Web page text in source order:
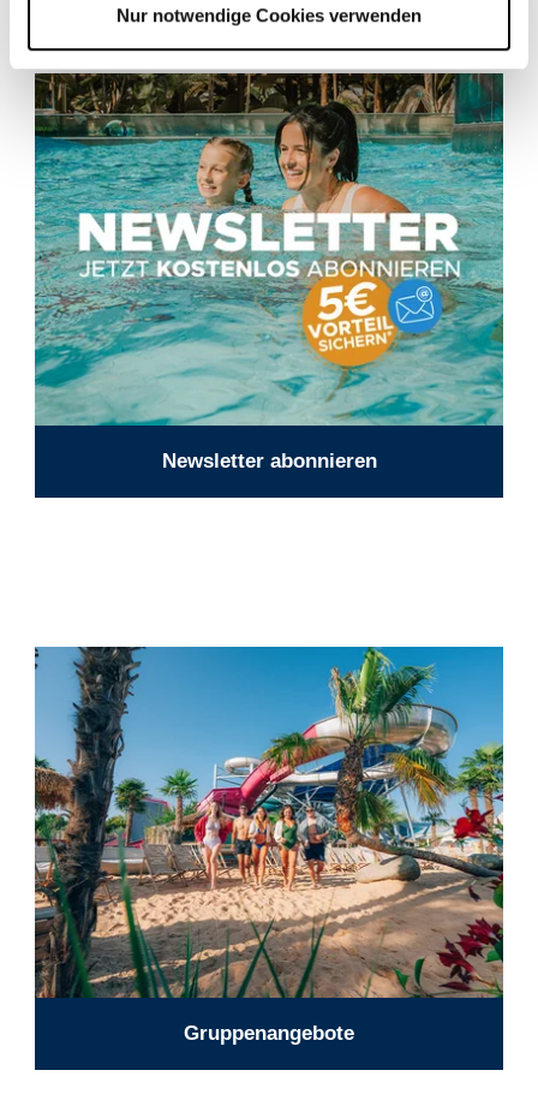
Nur notwendige Cookies verwenden
Newsletter abonnieren
Gruppenangebote